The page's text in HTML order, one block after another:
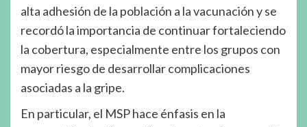
alta adhesión de la población a la vacunación y se
recordó la importancia de continuar fortaleciendo
la cobertura, especialmente entre los grupos con
mayor riesgo de desarrollar complicaciones
asociadas a la gripe.
En particular, el MSP hace énfasis en la